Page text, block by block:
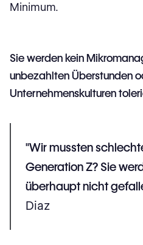
Minimum.
Sie werden kein
unbezahlten Überstunden
Unternehmenskulturen
"Wir mussten
Generation Z? Sie
überhaupt nicht
Diaz